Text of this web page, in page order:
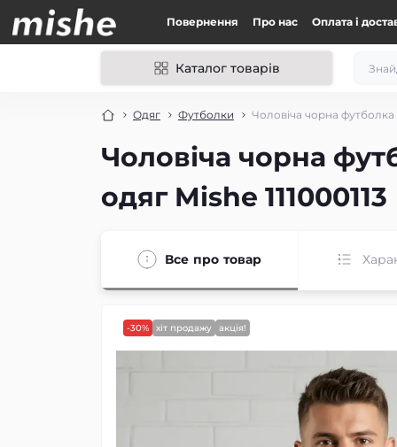
Повернення Про нас Оплата і
Каталог товарів
Одяг Футболки Чоловіча чорна футболка
Чоловіча чорна
одяг Mishe 111000113
Все про товар
-30% хіт продажу акція!